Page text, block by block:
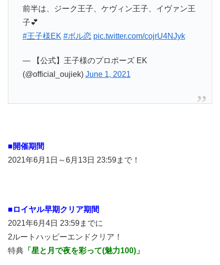
前半は、ジーク王子、ケヴィン王子、イヴァン王
子💕
#王子様EK #ボル恋 pic.twitter.com/cojrU4NJyk
— 【公式】王子様のプロポーズ EK
(@official_oujiek) June 1, 2021
■開催期間
2021年6月1日～6月13日 23:59まで！
■ロイヤル早期クリア期間
2021年6月4日 23:59までに
2ルートハッピーエンドクリア！
特典 「星と月で夜を彩って(魅力100)」